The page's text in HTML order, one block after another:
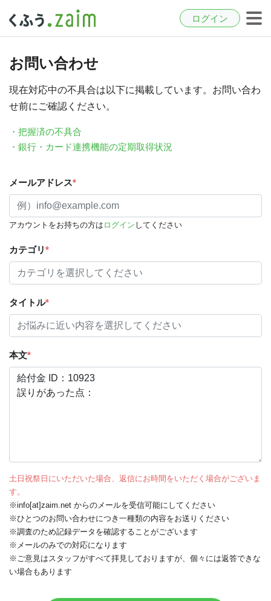
ログイン
お問い合わせ
現在対応中の不具合は以下に掲載しています。お問い合わ
せ前にご確認ください。
・把握済の不具合
・銀行・カード連携機能の定期取得状況
メールアドレス*
アカウントをお持ちの方は ログイン してください
カテゴリ*
タイトル*
本文*
土日祝祭日にいただいた場合、返信にお時間をいただく場合がございま
す。
※info[at]zaim.net からのメールを受信可能にしてください
※ひとつのお問い合わせにつき一種類の内容をお送りください
※調査のため記録データを確認することがございます
※メールのみでの対応になります
※ご意見はスタッフがすべて拝見しておりますが、個々には返答できな
い場合もあります